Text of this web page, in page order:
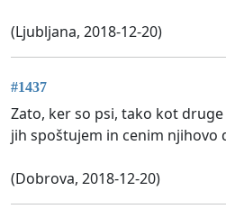
(Ljubljana, 2018-12-20)
#1437
Zato, ker so psi, tako kot
jih spoštujem in cenim njihovo
(Dobrova, 2018-12-20)